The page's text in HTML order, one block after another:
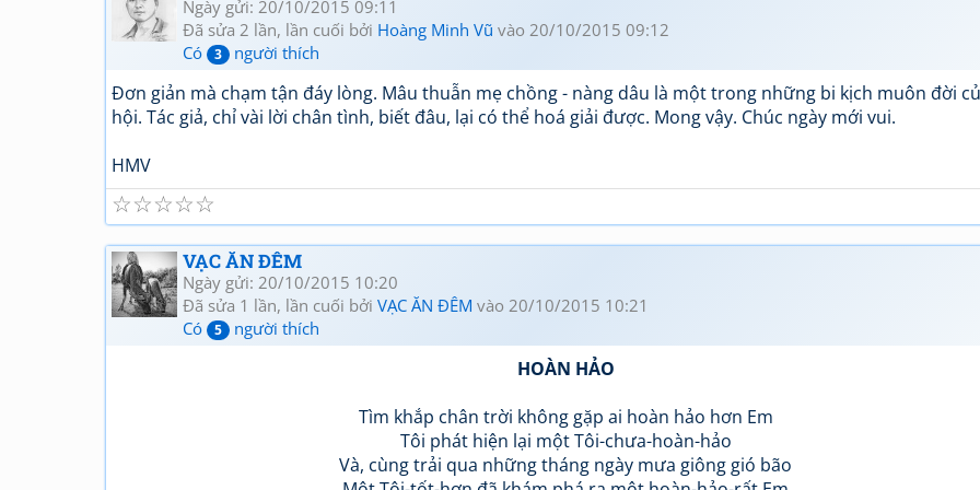
Ngày gửi: 20/10/2015 09:11
Đã sửa 2 lần, lần cuối bởi Hoàng Minh Vũ vào 20/10/2015 09:12
Có
3 người thích
Đơn giản mà chạm tận đáy lòng. Mâu thuẫn mẹ chồng - nàng dâu là một trong những bi kịch muôn đời
hội. Tác giả, chỉ vài lời chân tình, biết đâu, lại có thể hoá giải được. Mong vậy. Chúc ngày mới vui.
HMV
☆
☆
☆
☆
☆
VẠC ĂN ĐÊM
Ngày gửi: 20/10/2015 10:20
Đã sửa 1 lần, lần cuối bởi VẠC ĂN ĐÊM vào 20/10/2015 10:21
Có
5 người thích
HOÀN HẢO
Tìm khắp chân trời không gặp ai hoàn hảo hơn Em
Tôi phát hiện lại một Tôi-chưa-hoàn-hảo
Và, cùng trải qua những tháng ngày mưa giông gió bão